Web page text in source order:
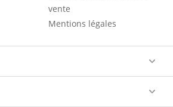
vente
Mentions légales